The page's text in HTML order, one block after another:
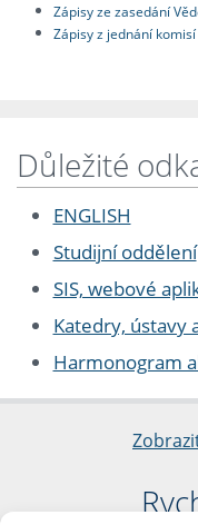
Zápisy ze zasedání
Zápisy z jednání
Důležité
ENGLISH
Studijní oddělení
SIS, webové
Katedry, ústavy
Harmonogram